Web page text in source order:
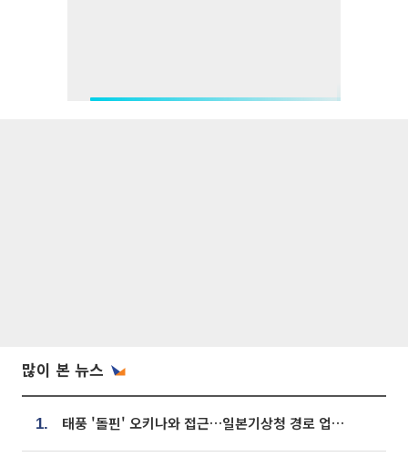
많이 본 뉴스
1. 태풍 '돌핀' 오키나와 접근…일본기상청 경로 업데이트